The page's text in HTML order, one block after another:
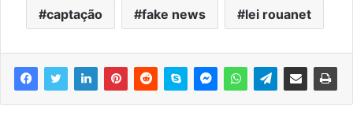
captação fake news lei rouanet